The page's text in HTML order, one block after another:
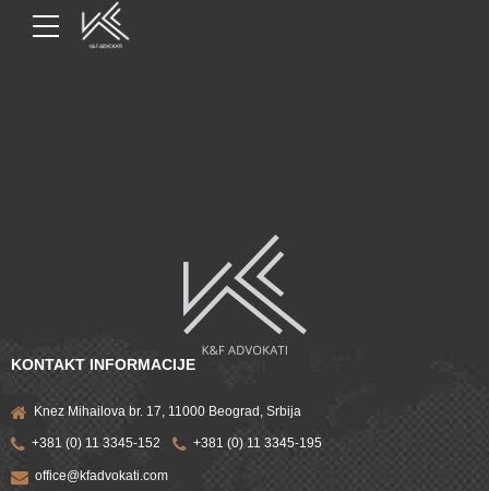
KONTAKT INFORMACIJE
Knez Mihailova br. 17, 11000 Beograd, Srbija
+381 (0) 11 3345-152 +381 (0) 11 3345-195
office@kfadvokati.com